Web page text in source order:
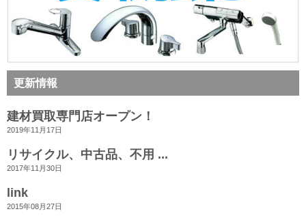
更新情報
建材買取専門店オープン！
2019年11月17日
リサイクル、中古品、不用 ...
2017年11月30日
link
2015年08月27日